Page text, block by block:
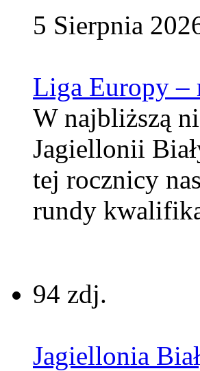
5 Sierpnia
Liga Europy –
W najbliższą
Jagiellonii
tej rocznicy
rundy
94 zdj.
Jagiellonia